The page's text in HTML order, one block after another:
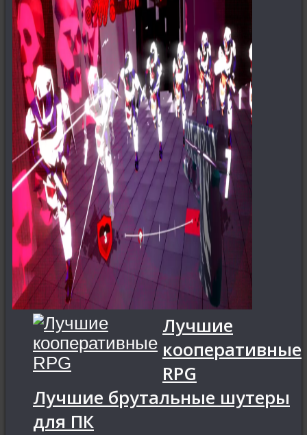
Лучшие
кооперативные
RPG
Лучшие брутальные шутеры
для ПК